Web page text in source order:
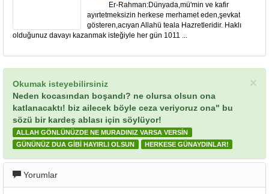
Er-Rahman:Dünyada,mü'min ve kafir
ayırtetmeksizin herkese merhamet eden,şevkat
gösteren,acıyan Allahü teala Hazretleridir. Haklı
olduğunuz davayı kazanmak isteğiyle her gün 1011 ...
×
Okumak isteyebilirsiniz
Neden kocasından boşandı? ne olursa olsun ona
katlanacaktı! biz ailecek böyle ceza veriyoruz ona" bu
sözü bir kardeş ablası için söylüyor!
ALLAH GÖNLÜNÜZDE NE MURADINIZ VARSA VERSİN
GÜNÜNÜZ DUA GİBİ HAYIRLI OLSUN
HERKESE GÜNAYDINLAR!
Yorumlar